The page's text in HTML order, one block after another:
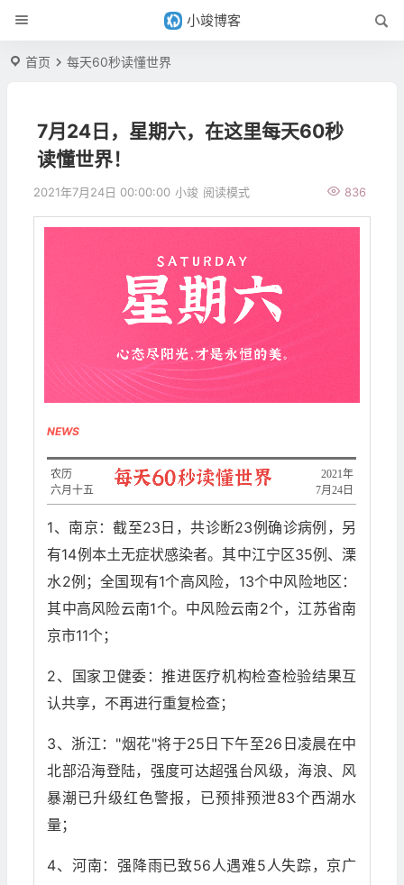
小竣博客
首页 每天60秒读懂世界
7月24日，星期六，在这里每天60秒
读懂世界！
2021年7月24日 00:00:00 小竣 836
阅读模式
NEWS
2021年
7月24日
农历
六月十五
1、南京：截至23日，共诊断23例确诊病例，另
有14例本土无症状感染者。其中江宁区35例、溧
水2例；全国现有1个高风险，13个中风险地区：
其中高风险云南1个。中风险云南2个，江苏省南
京市11个；
2、国家卫健委：推进医疗机构检查检验结果互
认共享，不再进行重复检查；
3、浙江："烟花"将于25日下午至26日凌晨在中
北部沿海登陆，强度可达超强台风级，海浪、风
暴潮已升级红色警报，已预排预泄83个西湖水
量；
4、河南：强降雨已致56人遇难5人失踪，京广